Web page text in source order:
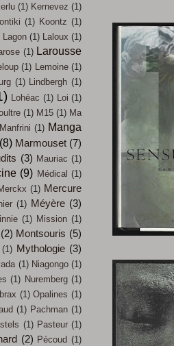
(1) Kernevez (1)
(1) Koontz (1)
Lagon (1) Laloux (1)
(1) Larousse
(1) Lemoine (1)
(1) Lindbergh (1)
Lohéac (1) Loi (1)
(1) M15 (1) Ma
Manfrini (1) Manga
(8) Marmouset (7)
(3) Mauriac (1)
(9) Médical (1)
(1) Mercure
(1) Méyère (3)
(1) Mission (1)
(2) Montsouris (5)
(1) Mythologie (3)
(1) Niagongo (1)
(1) Nuremberg (1)
(1) Opalines (1)
(1) Pachman (1)
(1) Pasteur (1)
(2) Pécoud (1)